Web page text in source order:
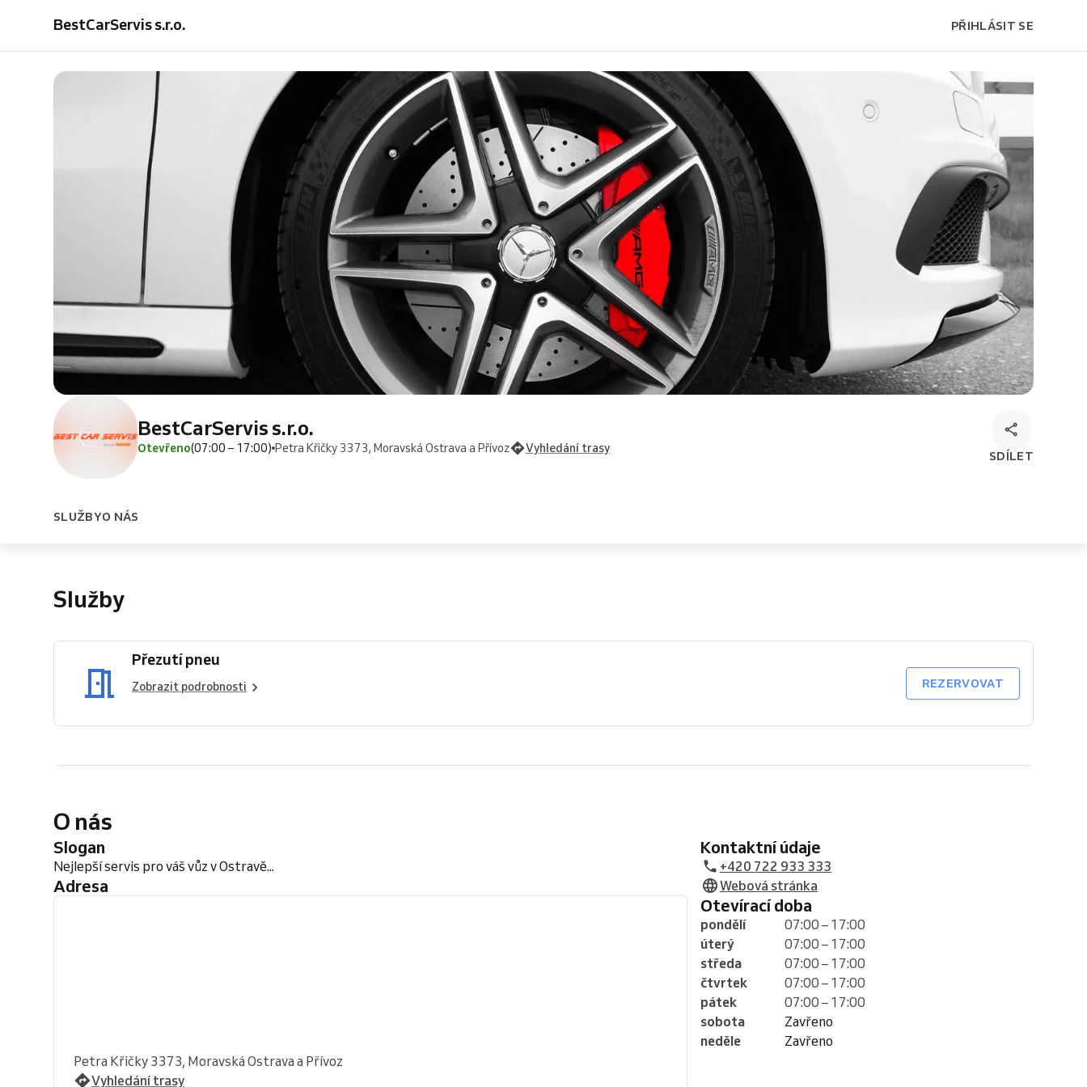
BestCarServis s.r.o. PŘIHLÁSIT SE
BestCarServis s.r.o.
Otevřeno(07:00 – 17:00) Petra Křičky 3373, Moravská Ostrava a Přívoz Vyhledání trasy
SDÍLET
SLUŽBYO NÁS
Služby
Přezutí pneu
Zobrazit podrobnosti REZERVOVAT
O nás
Slogan
Nejlepší servis pro váš vůz v Ostravě...
Adresa
Petra Křičky 3373, Moravská Ostrava a Přívoz
Vyhledání trasy
Kontaktní údaje
+420 722 933 333
Webová stránka
Otevírací doba
pondělí
07:00 – 17:00
úterý
07:00 – 17:00
středa
07:00 – 17:00
čtvrtek
07:00 – 17:00
pátek
07:00 – 17:00
sobota
Zavřeno
neděle
Zavřeno